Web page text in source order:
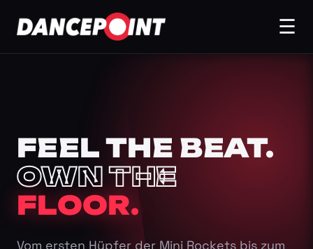
☰
FEEL THE BEAT.
OWN THE
FLOOR.
Vom ersten Hüpfer der Mini Rockets bis zum